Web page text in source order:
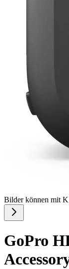
Bilder können mit
GoPro